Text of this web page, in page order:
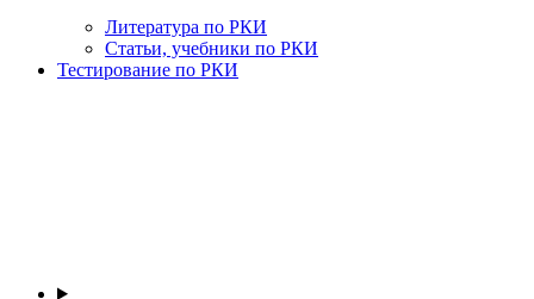
Литература по РКИ
Статьи, учебники по РКИ
Тестирование по РКИ